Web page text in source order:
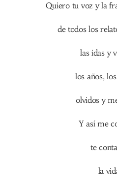
Quiero tu voz y la
de todos los
las idas y
los años,
olvidos y
Y así me
te
la